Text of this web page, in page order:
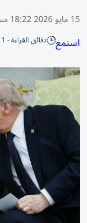
15 مايو 2026 18:22 مساء
استمع دقائق القراءة - 1